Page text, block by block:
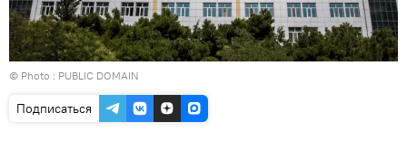
© Photo : PUBLIC DOMAIN
Подписаться